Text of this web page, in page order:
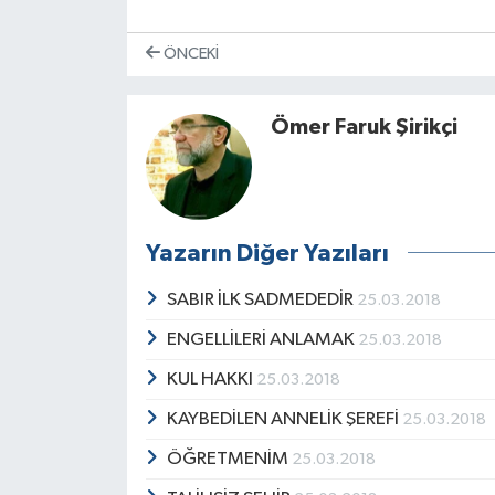
ÖNCEKI
Ömer Faruk Şirikçi
Yazarın Diğer Yazıları
SABIR İLK SADMEDEDİR 25.03.2018
ENGELLİLERİ ANLAMAK 25.03.2018
KUL HAKKI 25.03.2018
KAYBEDİLEN ANNELİK ŞEREFİ 25.03.2018
ÖĞRETMENİM 25.03.2018